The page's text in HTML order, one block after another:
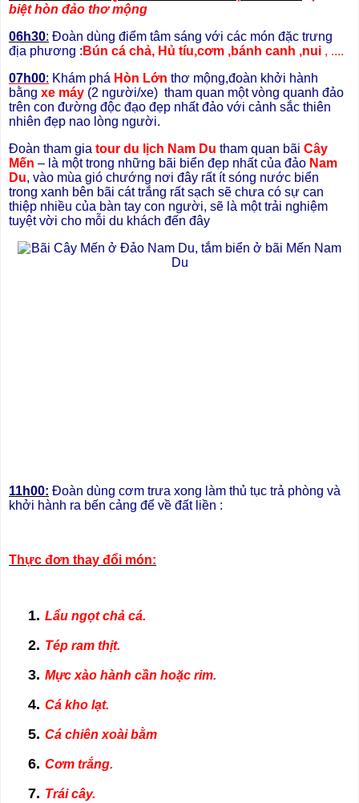
biệt hòn đảo thơ mộng
06h30: Đoàn dùng điểm tâm sáng với các món đặc trưng
địa phương : Bún cá chả, Hủ tíu,cơm ,bánh canh ,nui , ....
07h00: Khám phá Hòn Lớn thơ mộng,đoàn khởi hành
bằng xe máy (2 người/xe) tham quan một vòng quanh đảo
trên con đường độc đạo đẹp nhất đảo với cảnh sắc thiên
nhiên đẹp nao lòng người.
Đoàn tham gia tour du lịch Nam Du tham quan bãi Cây
Mến – là một trong những bãi biển đẹp nhất của đảo Nam
Du, vào mùa gió chướng nơi đây rất ít sóng nước biển
trong xanh bên bãi cát trắng rất sạch sẽ chưa có sự can
thiệp nhiều của bàn tay con người, sẽ là một trải nghiệm
tuyệt vời cho mỗi du khách đến đây
11h00: Đoàn dùng cơm trưa xong làm thủ tục trả phòng và
khởi hành ra bến cảng để về đất liền :
Thực đơn thay đổi món:
1. Lẩu ngọt chả cá.
2. Tép ram thịt.
3. Mực xào hành cần hoặc rim.
4. Cá kho lạt.
5. Cá chiên xoài bằm
6. Cơm trắng.
7. Trái cây.